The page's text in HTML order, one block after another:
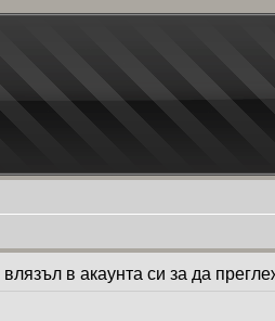
в акаунта си за да